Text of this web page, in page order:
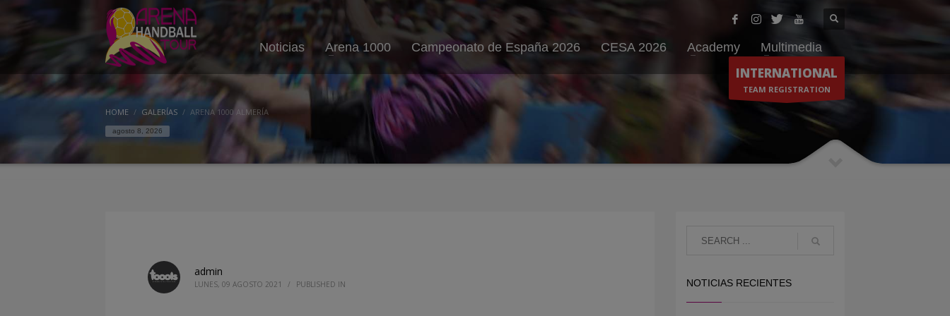
Noticias Arena 1000 Campeonato de España 2026 CESA 2026 Academy Multimedia
INTERNATIONAL
TEAM REGISTRATION
HOME GALERÍAS ARENA 1000 ALMERÍA
agosto 8, 2026
admin
LUNES, 09 AGOSTO 2021 / PUBLISHED IN NOTICIAS RECIENTES